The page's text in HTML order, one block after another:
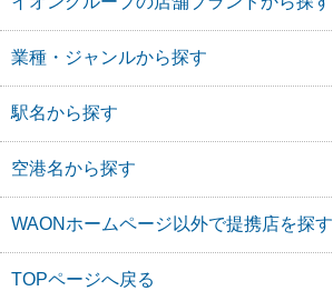
業種・ジャンルから探す
駅名から探す
空港名から探す
WAONホームページ以外で提携店を探す
TOPページへ戻る